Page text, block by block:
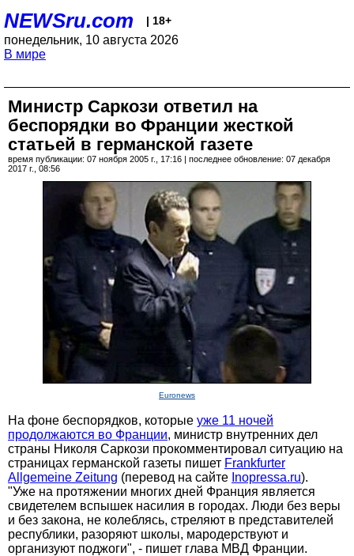
NEWSru.com | 18+
понедельник, 10 августа 2026
В мире
Министр Саркози ответил на
беспорядки во Франции жесткой
статьей в германской газете
время публикации: 07 ноября 2005 г., 17:16 | последнее обновление: 07 декабря
2017 г., 08:56
Euronews
На фоне беспорядков, которые уже 11 ночей
продолжаются во Франции, министр внутренних дел
страны Николя Саркози прокомментировал ситуацию на
страницах германской газеты пишет Frankfurter
Allgemeine Zeitung (перевод на сайте Inopressa.ru).
"Уже на протяжении многих дней Франция является
свидетелем вспышек насилия в городах. Люди без веры
и без закона, не колеблясь, стреляют в представителей
республики, разоряют школы, мародерствуют и
организуют поджоги", - пишет глава МВД Франции.